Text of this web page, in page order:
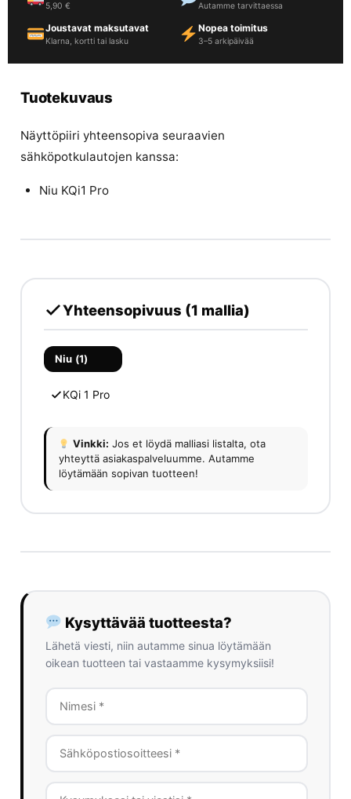
5,90 € Autamme tarvittaessa
Joustavat maksutavat
Klarna, kortti tai lasku
Nopea toimitus
3–5 arkipäivää
Tuotekuvaus
Näyttöpiiri yhteensopiva seuraavien
sähköpotkulautojen kanssa:
Niu KQi1 Pro
Yhteensopivuus (1 mallia)
Niu (1)
KQi 1 Pro
Vinkki: Jos et löydä malliasi listalta, ota
yhteyttä asiakaspalveluumme. Autamme
löytämään sopivan tuotteen!
Kysyttävää tuotteesta?
Lähetä viesti, niin autamme sinua löytämään
oikean tuotteen tai vastaamme kysymyksiisi!